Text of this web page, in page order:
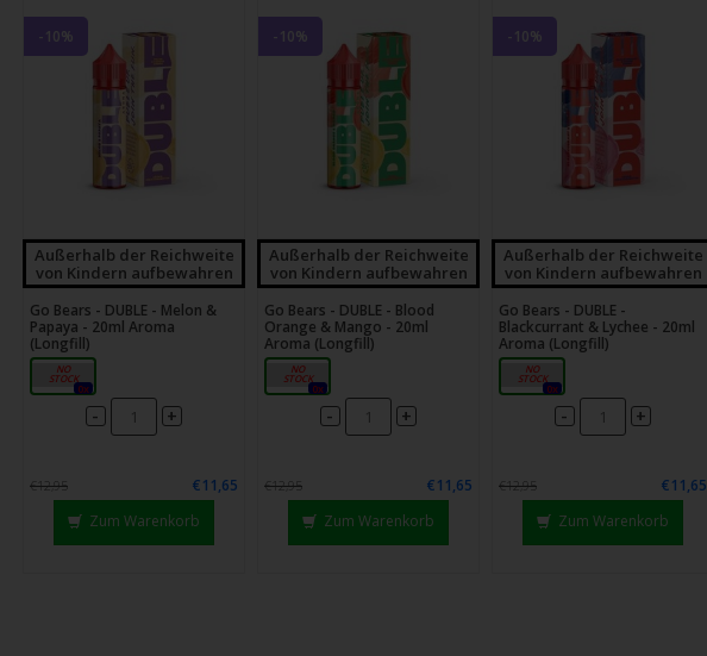
-10%
Außerhalb der Reichweite
von Kindern aufbewahren
Go Bears - DUBLE - Melon &
Papaya - 20ml Aroma
(Longfill)
20ml
0x
- +
€12,95
€11,65
Zum Warenkorb
-10%
Außerhalb der Reichweite
von Kindern aufbewahren
Go Bears - DUBLE - Blood
Orange & Mango - 20ml
Aroma (Longfill)
20ml
0x
- +
€12,95
€11,65
Zum Warenkorb
-10%
Außerhalb der Reichweite
von Kindern aufbewahren
Go Bears - DUBLE -
Blackcurrant & Lychee - 20ml
Aroma (Longfill)
20ml
0x
- +
€12,95
€11,65
Zum Warenkorb